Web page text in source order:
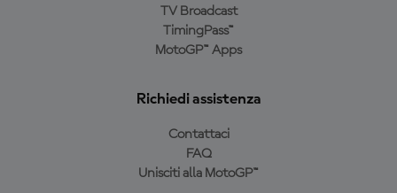
TV Broadcast
TimingPass™
MotoGP™ Apps
Richiedi assistenza
Contattaci
FAQ
Unisciti alla MotoGP™